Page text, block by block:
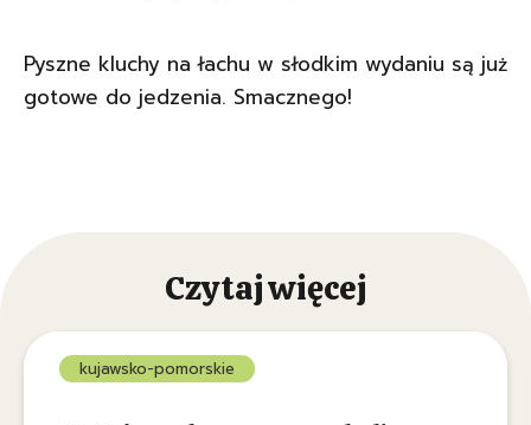
Pyszne kluchy na łachu w słodkim wydaniu są już
gotowe do jedzenia. Smacznego!
Czytaj więcej
kujawsko-pomorskie